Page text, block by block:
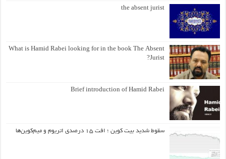
the absent jurist
What is Hamid Rabei looking for in the book The Absent
Jurist?
Brief introduction of Hamid Rabei
سقوط شدید بیت کوین ؛ افت ۱۵ درصدی اتریوم و میم‌کوین‌ها